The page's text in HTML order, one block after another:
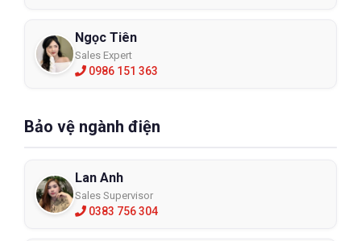
Ngọc Tiên
Sales Expert
0986 151 363
Bảo vệ ngành điện
Lan Anh
Sales Supervisor
0383 756 304